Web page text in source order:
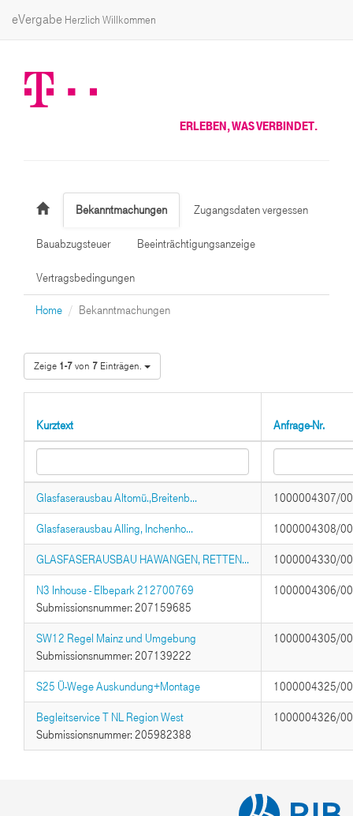
eVergabe Herzlich Willkommen
ERLEBEN, WAS VERBINDET.
Bekanntmachungen Zugangsdaten vergessen
Bauabzugsteuer Beeinträchtigungsanzeige
Vertragsbedingungen
Home Bekanntmachungen
Zeige 1-7von 7 Einträgen.
Kurztext Anfrage-Nr.
Glasfaserausbau Altomü.,Breitenb... 1000004307/
Glasfaserausbau Alling, Inchenho... 1000004308/
GLASFASERAUSBAU HAWANGEN, RETTEN... 1000004330/
N3 Inhouse - Elbepark 212700769
Submissionsnummer: 207159685
1000004306/
SW12 Regel Mainz und Umgebung
Submissionsnummer: 207139222
1000004305/
S25 Ü-Wege Auskundung+Montage 1000004325/
Begleitservice T NL Region West
Submissionsnummer: 205982388
1000004326/